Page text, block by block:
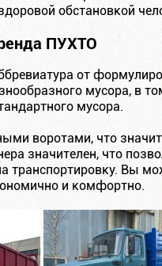
обстановкой
ПУХТО
от
мусора, в
мусора.
воротами, что
значителен, что
транспортировку. Вы
и комфортно.